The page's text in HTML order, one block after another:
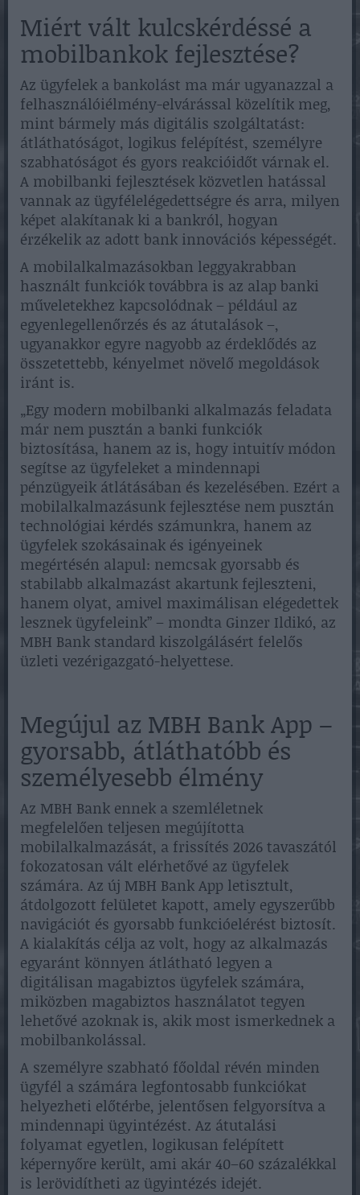
Miért vált kulcskérdéssé a
mobilbankok fejlesztése?
Az ügyfelek a bankolást ma már ugyanazzal a
felhasználóiélmény-elvárással közelítik meg,
mint bármely más digitális szolgáltatást:
átláthatóságot, logikus felépítést, személyre
szabhatóságot és gyors reakcióidőt várnak el.
A mobilbanki fejlesztések közvetlen hatással
vannak az ügyfélelégedettségre és arra, milyen
képet alakítanak ki a bankról, hogyan
érzékelik az adott bank innovációs képességét.
A mobilalkalmazásokban leggyakrabban
használt funkciók továbbra is az alap banki
műveletekhez kapcsolódnak – például az
egyenlegellenőrzés és az átutalások –,
ugyanakkor egyre nagyobb az érdeklődés az
összetettebb, kényelmet növelő megoldások
iránt is.
„Egy modern mobilbanki alkalmazás feladata
már nem pusztán a banki funkciók
biztosítása, hanem az is, hogy intuitív módon
segítse az ügyfeleket a mindennapi
pénzügyeik átlátásában és kezelésében. Ezért a
mobilalkalmazásunk fejlesztése nem pusztán
technológiai kérdés számunkra, hanem az
ügyfelek szokásainak és igényeinek
megértésén alapul: nemcsak gyorsabb és
stabilabb alkalmazást akartunk fejleszteni,
hanem olyat, amivel maximálisan elégedettek
lesznek ügyfeleink” – mondta Ginzer Ildikó, az
MBH Bank standard kiszolgálásért felelős
üzleti vezérigazgató-helyettese.
Megújul az MBH Bank App –
gyorsabb, átláthatóbb és
személyesebb élmény
Az MBH Bank ennek a szemléletnek
megfelelően teljesen megújította
mobilalkalmazását, a frissítés 2026 tavaszától
fokozatosan vált elérhetővé az ügyfelek
számára. Az új MBH Bank App letisztult,
átdolgozott felületet kapott, amely egyszerűbb
navigációt és gyorsabb funkcióelérést biztosít.
A kialakítás célja az volt, hogy az alkalmazás
egyaránt könnyen átlátható legyen a
digitálisan magabiztos ügyfelek számára,
miközben magabiztos használatot tegyen
lehetővé azoknak is, akik most ismerkednek a
mobilbankolással.
A személyre szabható főoldal révén minden
ügyfél a számára legfontosabb funkciókat
helyezheti előtérbe, jelentősen felgyorsítva a
mindennapi ügyintézést. Az átutalási
folyamat egyetlen, logikusan felépített
képernyőre került, ami akár 40–60 százalékkal
is lerövidítheti az ügyintézés idejét.